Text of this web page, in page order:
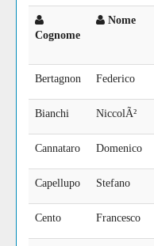
Cognome
Nome
Bertagnon Federico
Bianchi NiccolÃ²
Cannataro Domenico
Capellupo Stefano
Cento Francesco